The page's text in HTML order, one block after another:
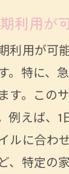
用で得ら
的に家事
たせるた
トレスを
む家事代
るための
たらすリ
利用が
利用が可
。特に、
す。この
例えば、
ルに合わ
、特定の